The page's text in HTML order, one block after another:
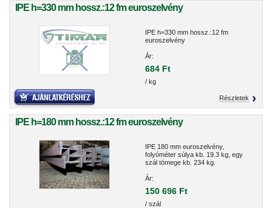
IPE h=330 mm hossz.:12 fm euroszelvény
IPE h=330 mm hossz.:12 fm
euroszelvény
Ár:
684 Ft
/ kg
Részletek
IPE h=180 mm hossz.:12 fm euroszelvény
IPE 180 mm euroszelvény,
folyóméter súlya kb. 19.3 kg, egy
szál tömege kb. 234 kg.
Ár:
150 696 Ft
/ szál